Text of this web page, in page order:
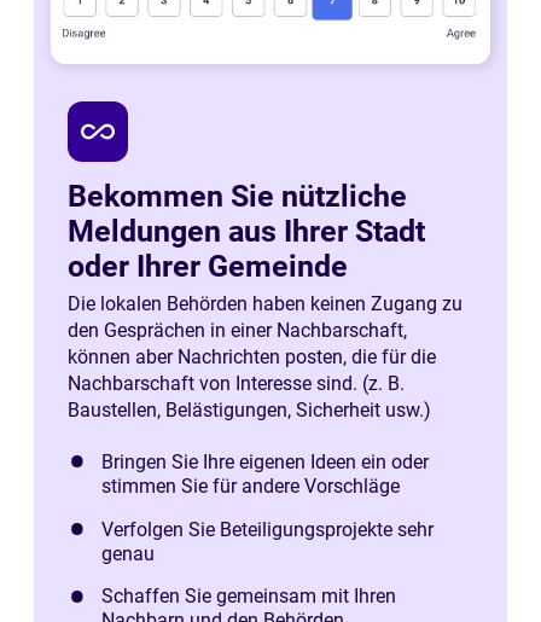
all_inclusive
Bekommen Sie nützliche
Meldungen aus Ihrer Stadt
oder Ihrer Gemeinde
Die lokalen Behörden haben keinen Zugang zu
den Gesprächen in einer Nachbarschaft,
können aber Nachrichten posten, die für die
Nachbarschaft von Interesse sind. (z. B.
Baustellen, Belästigungen, Sicherheit usw.)
Bringen Sie Ihre eigenen Ideen ein oder
stimmen Sie für andere Vorschläge
Verfolgen Sie Beteiligungsprojekte sehr
genau
Schaffen Sie gemeinsam mit Ihren